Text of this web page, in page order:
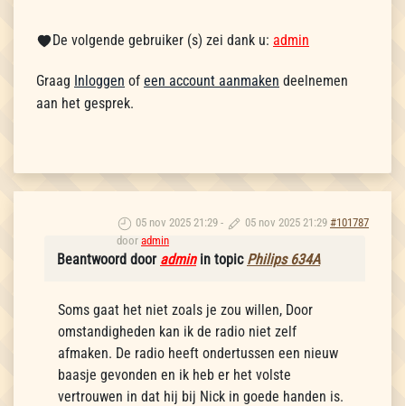
De volgende gebruiker (s) zei dank u: admin
Graag Inloggen of een account aanmaken deelnemen
aan het gesprek.
05 nov 2025 21:29 - 05 nov 2025 21:29 #101787
door admin
Beantwoord door adminin topic Philips 634A
Soms gaat het niet zoals je zou willen, Door
omstandigheden kan ik de radio niet zelf
afmaken. De radio heeft ondertussen een nieuw
baasje gevonden en ik heb er het volste
vertrouwen in dat hij bij Nick in goede handen is.